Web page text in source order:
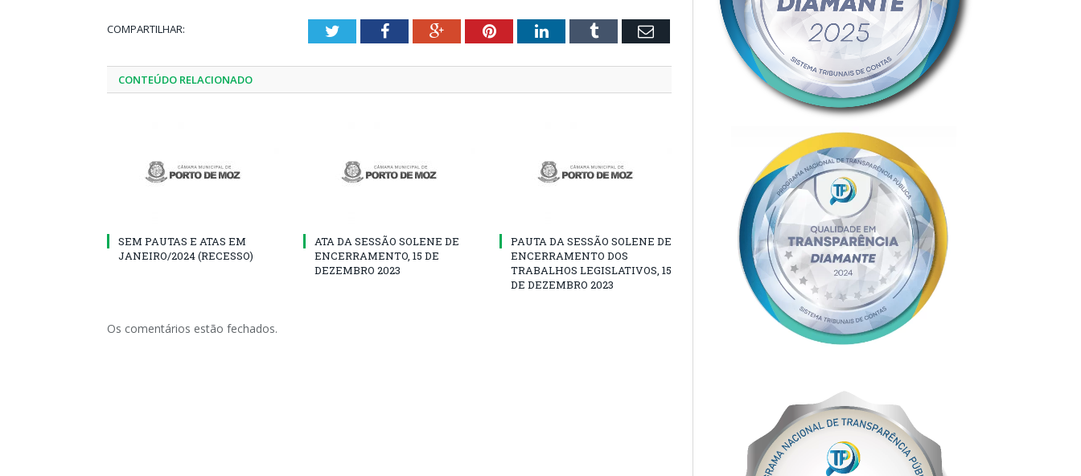
COMPARTILHAR: TwitterFacebookGoogle+PinterestLinkedInTumblr Email
CONTEÚDO RELACIONADO
SEM PAUTAS E ATAS EM
JANEIRO/2024 (RECESSO)
ATA DA SESSÃO SOLENE DE
ENCERRAMENTO, 15 DE
DEZEMBRO 2023
PAUTA DA SESSÃO SOLENE DE
ENCERRAMENTO DOS
TRABALHOS LEGISLATIVOS, 15
DE DEZEMBRO 2023
Os comentários estão fechados.